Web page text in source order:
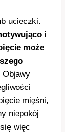
ucieczki.
i
może
Objawy
mięśni,
niepokój
więc